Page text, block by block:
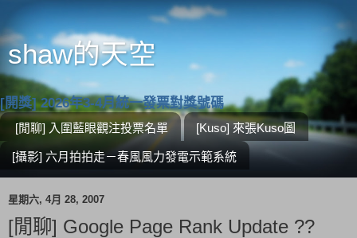
shaw的天空
[開獎] 2026年3-4月統一發票對獎號碼
[閒聊] 入圍藍眼觀注投票名單 [Kuso] 來張Kuso圖
[攝影] 六月拍拍走－春風風力發電示範系統
星期六, 4月 28, 2007
[閒聊] Google Page Rank Update ??